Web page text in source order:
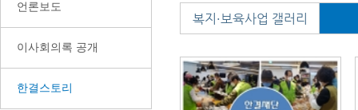
언론보도
이사회의록 공개
한결스토리
복지·보육사업 갤러리